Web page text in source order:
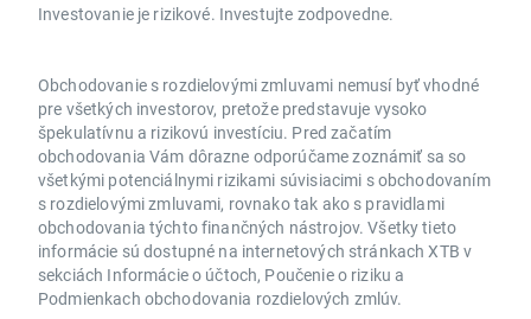
Investovanie je rizikové. Investujte zodpovedne.
Obchodovanie s rozdielovými zmluvami nemusí byť vhodné
pre všetkých investorov, pretože predstavuje vysoko
špekulatívnu a rizikovú investíciu. Pred začatím
obchodovania Vám dôrazne odporúčame zoznámiť sa so
všetkými potenciálnymi rizikami súvisiacimi s obchodovaním
s rozdielovými zmluvami, rovnako tak ako s pravidlami
obchodovania týchto finančných nástrojov. Všetky tieto
informácie sú dostupné na internetových stránkach XTB v
sekciách Informácie o účtoch, Poučenie o riziku a
Podmienkach obchodovania rozdielových zmlúv.